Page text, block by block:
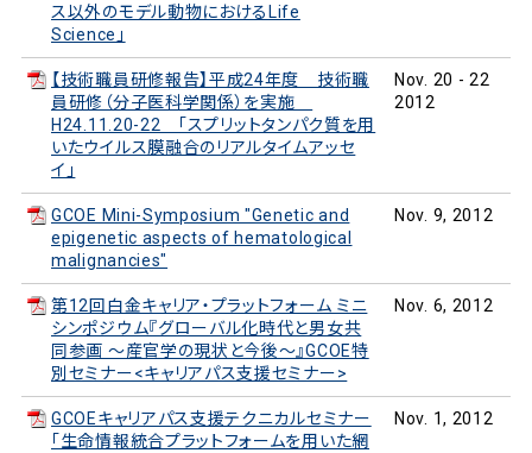
ス以外のモデル動物におけるLife
Science」
【技術職員研修報告】平成24年度 技術職
員研修（分子医科学関係）を実施
H24.11.20-22 「スプリットタンパク質を用
いたウイルス膜融合のリアルタイムアッセ
イ」
Nov. 20 - 22
2012
GCOE Mini-Symposium "Genetic and
epigenetic aspects of hematological
malignancies"
Nov. 9, 2012
第12回白金キャリア・プラットフォーム ミニ
シンポジウム『グローバル化時代と男女共
同参画 ～産官学の現状と今後～』GCOE特
別セミナー<キャリアパス支援セミナー>
Nov. 6, 2012
GCOEキャリアパス支援テクニカルセミナー
「生命情報統合プラットフォームを用いた網
Nov. 1, 2012